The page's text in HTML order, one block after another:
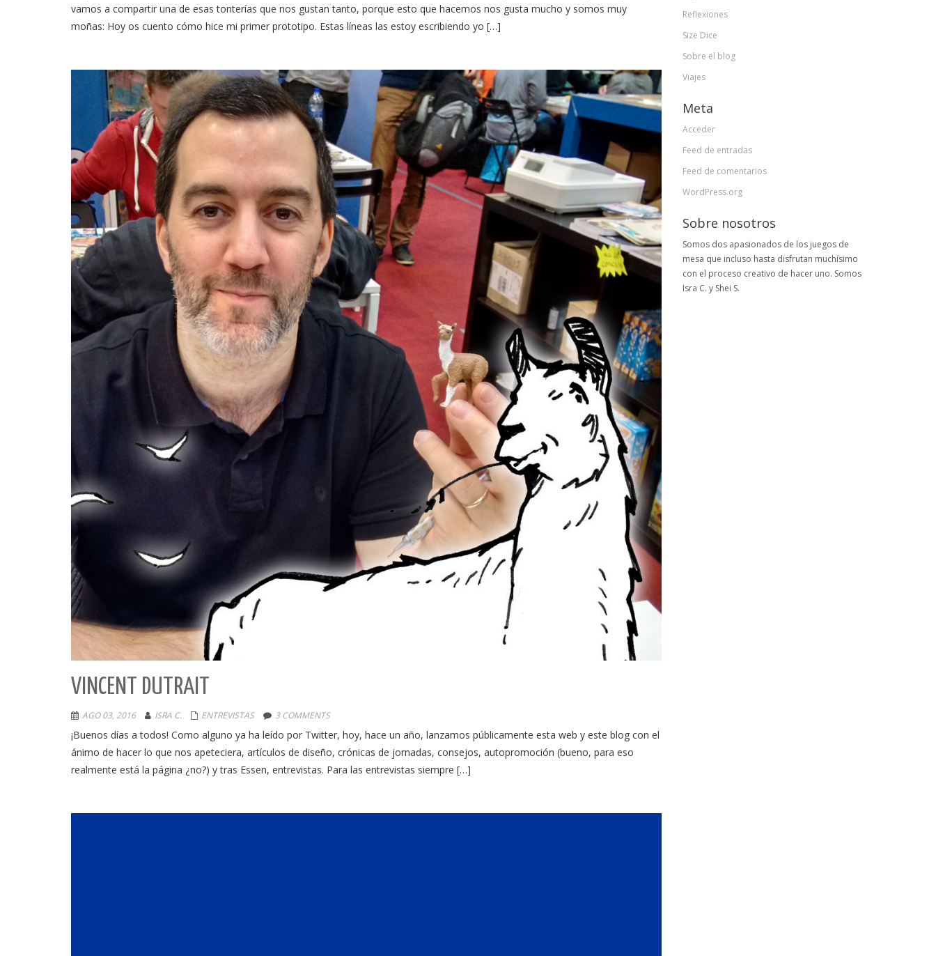
vamos a compartir una de esas tonterías que nos gustan tanto, porque esto que hacemos nos gusta mucho y somos muy
moñas: Hoy os cuento cómo hice mi primer prototipo. Estas líneas las estoy escribiendo yo […]
VINCENT DUTRAIT
AGO 03, 2016 ISRA C. ENTREVISTAS 3 COMMENTS
¡Buenos días a todos! Como alguno ya ha leído por Twitter, hoy, hace un año, lanzamos públicamente esta web y este blog con el
ánimo de hacer lo que nos apeteciera, artículos de diseño, crónicas de jornadas, consejos, autopromoción (bueno, para eso
realmente está la página ¿no?) y tras Essen, entrevistas. Para las entrevistas siempre […]
Reflexiones
Size Dice
Sobre el blog
Viajes
Meta
Acceder
Feed de entradas
Feed de comentarios
WordPress.org
Sobre nosotros
Somos dos apasionados de los juegos de
mesa que incluso hasta disfrutan muchísimo
con el proceso creativo de hacer uno. Somos
Isra C. y Shei S.